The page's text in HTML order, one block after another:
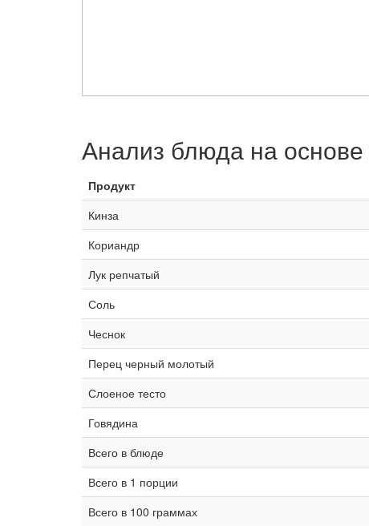
Анализ блюда на основе
Продукт
Кинза
Кориандр
Лук репчатый
Соль
Чеснок
Перец черный молотый
Слоеное тесто
Говядина
Всего в блюде
Всего в 1 порции
Всего в 100 граммах